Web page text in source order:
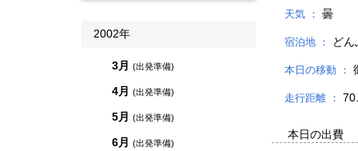
2002年
3月 (出発準備)
4月 (出発準備)
5月 (出発準備)
6月 (出発準備)
天気 ： 曇
宿泊地 ： ど
本日の移動 ：
走行距離 ：
本日の出費